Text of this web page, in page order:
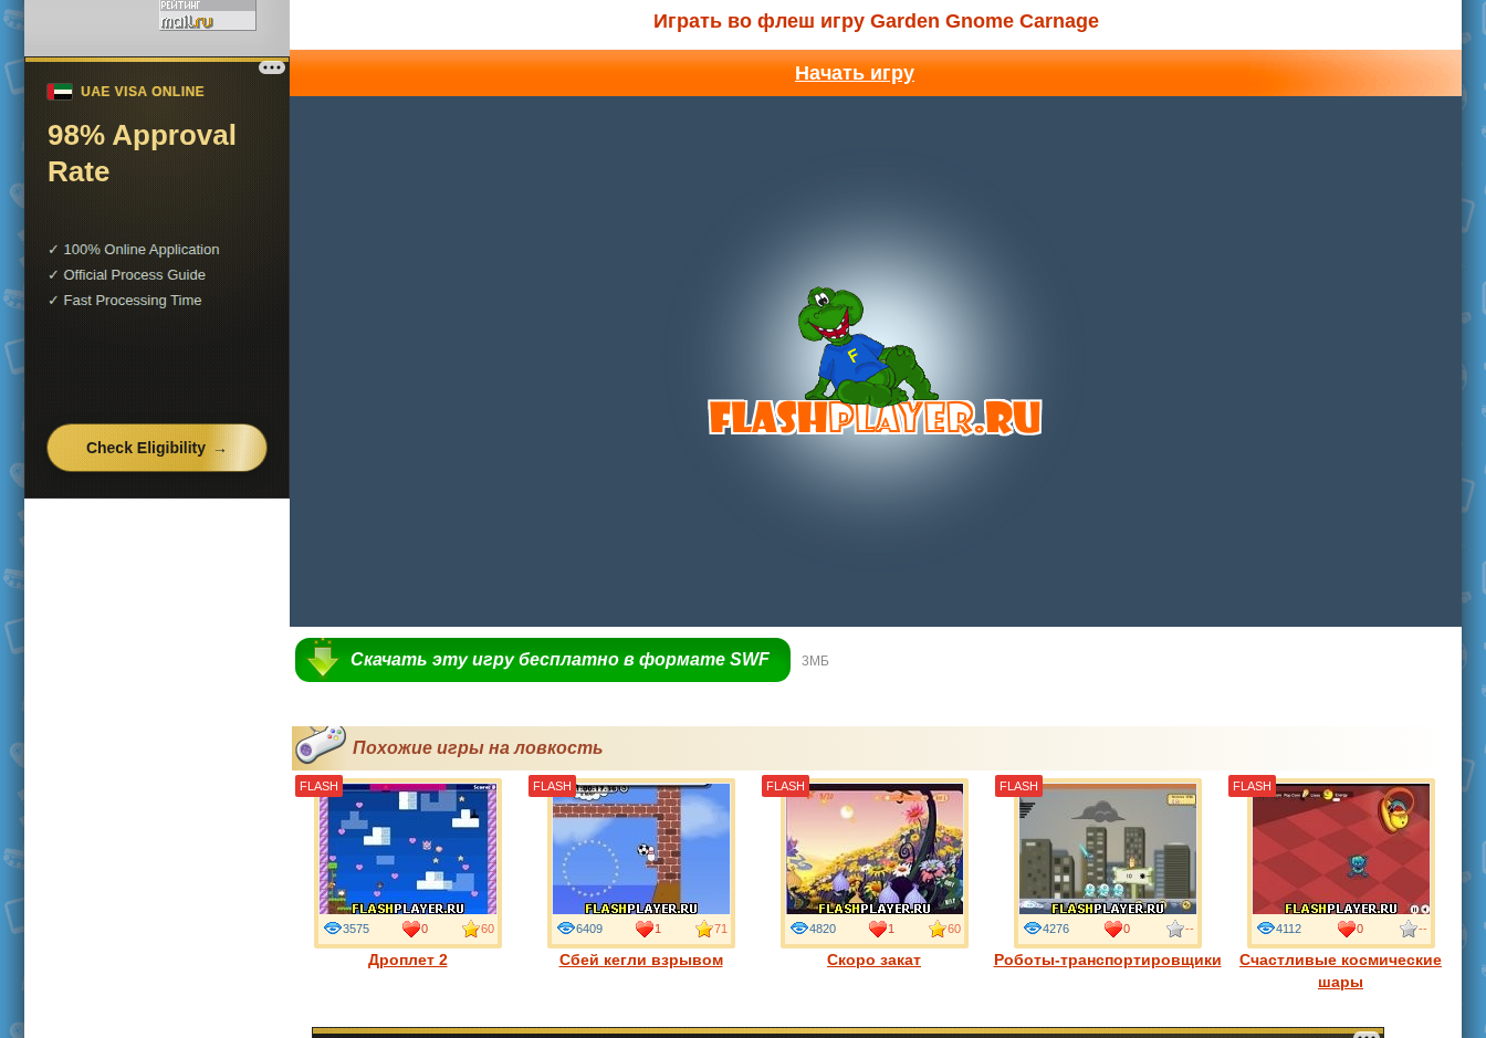
Играть во флеш игру Garden Gnome Carnage
Начать игру
Скачать эту игру бесплатно в формате SWF 3МБ
Похожие игры на ловкость
Дроплет 2
3575 0 60
FLASH
Сбей кегли взрывом
6409 1 71
FLASH
Скоро закат
4820 1 60
FLASH
Роботы-транспортировщики
4276 0 --
FLASH
Счастливые космические
шары
4112 0 --
FLASH